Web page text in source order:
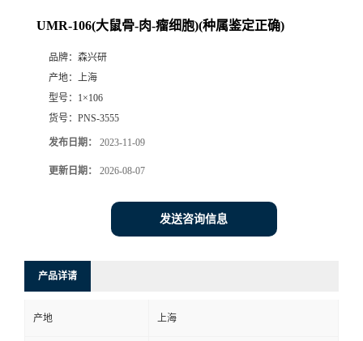
UMR-106(大鼠骨-肉-瘤细胞)(种属鉴定正确)
品牌： 森兴研
产地： 上海
型号： 1×106
货号： PNS-3555
发布日期： 2023-11-09
更新日期： 2026-08-07
发送咨询信息
产品详请
产地 上海